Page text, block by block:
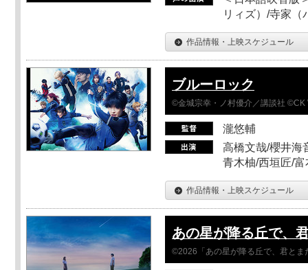
リィズ）/寺家（
作品情報・上映スケジュール
ブルーロック
©金城宗幸・ノ村優介／講談社 ©CK
瀧悠輔
高橋文哉/櫻井海
青木柚/西垣匠/
作品情報・上映スケジュール
あの星が降る丘で、
©2026「あの星が降る丘で、君とま